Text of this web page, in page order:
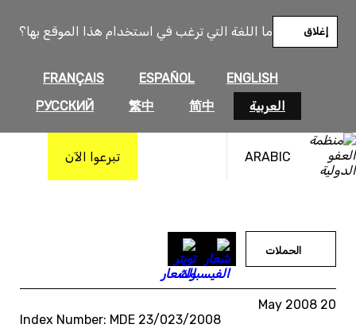
ما اللغة التي ترغب في استخدام هذا الموقع بها؟
ENGLISH
ESPAÑOL
FRANÇAIS
العربية
简中
繁中
РУССКИЙ
إغلاق
ARABIC تبرعوا الآن
المحتوى
الحملات
20 May 2008
Index Number: MDE 23/023/2008